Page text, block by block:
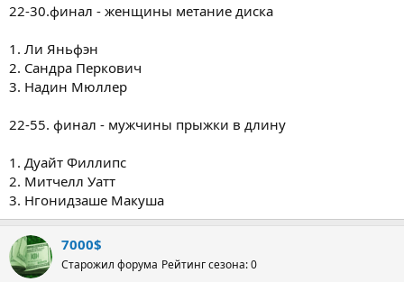
22-30.финал - женщины метание диска
1. Ли Яньфэн
2. Сандра Перкович
3. Надин Мюллер
22-55. финал - мужчины прыжки в длину
1. Дуайт Филлипс
2. Митчелл Уатт
3. Нгонидзаше Макуша
7000$
Старожил форума Рейтинг сезона: 0